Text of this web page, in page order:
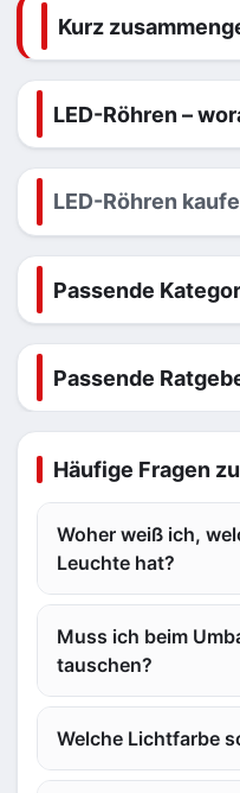
Kurz
LED-Röhren –
LED-Röhren
Passende
Passende
Häufige Fragen
Woher weiß ich,
Leuchte hat?
Muss ich beim
tauschen?
Welche Lichtfarbe